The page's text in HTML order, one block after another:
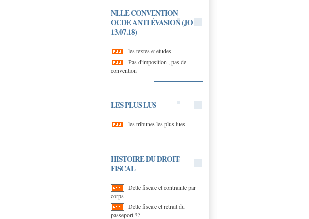
NLLE CONVENTION
OCDE ANTI ÉVASION (JO
13.07.18)
les textes et etudes
Pas d'imposition , pas de
convention
LES PLUS LUS
les tribunes les plus lues
HISTOIRE DU DROIT
FISCAL
Dette fiscale et contrainte par
corps
Dette fiscale et retrait du
passeport ??